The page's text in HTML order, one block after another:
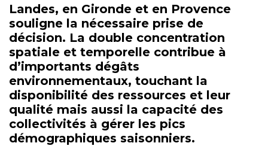
Landes, en Gironde et en Provence
souligne la nécessaire prise de
décision. La double concentration
spatiale et temporelle contribue à
d’importants dégâts
environnementaux, touchant la
disponibilité des ressources et leur
qualité mais aussi la capacité des
collectivités à gérer les pics
démographiques saisonniers.